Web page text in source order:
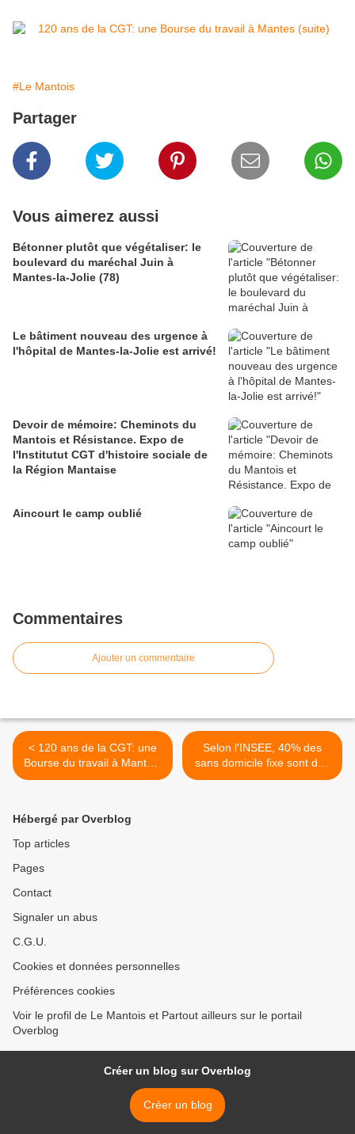
#Le Mantois
Partager
Vous aimerez aussi
Bétonner plutôt que végétaliser: le
boulevard du maréchal Juin à
Mantes-la-Jolie (78)
Le bâtiment nouveau des urgence à
l'hôpital de Mantes-la-Jolie est arrivé!
Devoir de mémoire: Cheminots du
Mantois et Résistance. Expo de
l'Institutut CGT d'histoire sociale de
la Région Mantaise
Aincourt le camp oublié
Commentaires
Ajouter un commentaire
< 120 ans de la CGT: une
Bourse du travail à Mantes-
la-Jolie
Selon l'INSEE, 40% des
sans domicile fixe sont des
travailleurs en CDI >
Hébergé par Overblog
Top articles
Pages
Contact
Signaler un abus
C.G.U.
Cookies et données personnelles
Préférences cookies
Voir le profil de Le Mantois et Partout ailleurs sur le portail
Overblog
Créer un blog sur Overblog
Créer un blog